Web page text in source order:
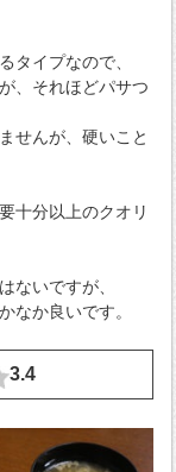
タイプなので、
、それほどパサつ
せんが、硬いこと
十分以上のクオリ
ないですが、
なか良いです。
3.4